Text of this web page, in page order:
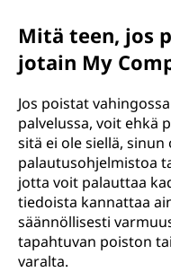
Mitä teen, jos
jotain My
Jos poistat
palvelussa, voit ehkä
sitä ei ole siellä,
palautusohjelmistoa
jotta voit palauttaa
tiedoista kannattaa
säännöllisesti
tapahtuvan poiston
varalta.